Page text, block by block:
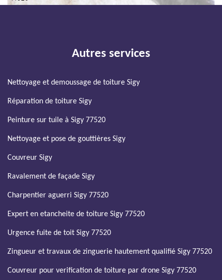
Autres services
Nettoyage et demoussage de toiture Sigy
Réparation de toiture Sigy
Peinture sur tuile à Sigy 77520
Nettoyage et pose de gouttières Sigy
Couvreur Sigy
Ravalement de façade Sigy
Charpentier aguerri Sigy 77520
Expert en etancheite de toiture Sigy 77520
Urgence fuite de toit Sigy 77520
Zingueur et travaux de zinguerie hautement qualifié Sigy 77520
Couvreur pour verification de toiture par drone Sigy 77520